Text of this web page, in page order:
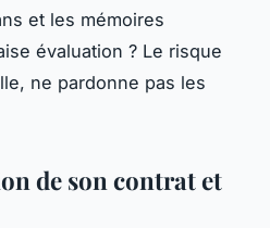
et les mémoires
évaluation ? Le risque
ne pardonne pas les
de son contrat et